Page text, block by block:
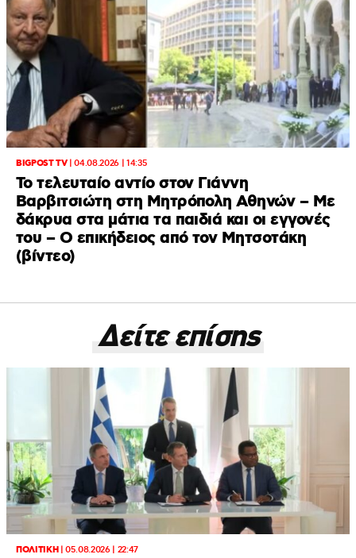
BIGPOST TV|04.08.2026 | 14:35
Το τελευταίο αντίο στον Γιάννη
Βαρβιτσιώτη στη Μητρόπολη Αθηνών – Με
δάκρυα στα μάτια τα παιδιά και οι εγγονές
του – Ο επικήδειος από τον Μητσοτάκη
(βίντεο)
Δείτε επίσης
ΠΟΛΙΤΙΚΗ|05.08.2026 | 22:47